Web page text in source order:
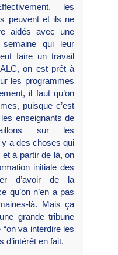
les
peuvent et ils ne
aidés avec une
semaine qui leur
faire un travail
on est prêt à
les programmes
il faut qu’on
puisque c’est
enseignants de
sur les
y a des choses qui
à partir de là, on
initiale des
d’avoir de la
qu’on n’en a pas
là. Mais ça
grande tribune
“on va interdire les
d’intérêt en fait.